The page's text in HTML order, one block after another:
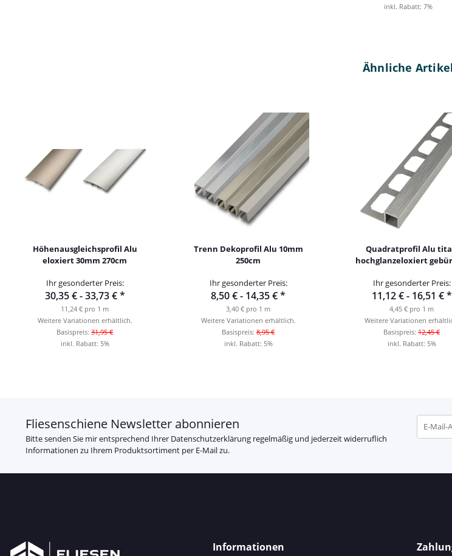
inkl. Rabatt: 7%
Ähnliche
Höhenausgleichsprofil Alu
eloxiert 30mm 270cm
Ihr gesonderter Preis:
30,35 € -33,73 €*
11,24 € pro 1 m
Weitere Variationen erhältlich.
Basispreis: 31,95 €
inkl. Rabatt: 5%
Trenn Dekoprofil Alu 10mm
250cm
Ihr gesonderter Preis:
8,50 € - 14,35 €*
3,40 € pro 1 m
Weitere Variationen erhältlich.
Basispreis: 8,95 €
inkl. Rabatt: 5%
Quadratprofil Alu
hochglanzeloxiert
Ihr gesonderter Preis:
11,12 € - 16,51 €*
4,45 € pro 1 m
Weitere Variationen
Basispreis: 12,45 €
inkl. Rabatt: 5%
Fliesenschiene Newsletter abonnieren
Bitte senden Sie mir entsprechend Ihrer Datenschutzerklärung regelmäßig und jederzeit widerruflich
Informationen zu Ihrem Produktsortiment per E-Mail zu.
Informationen